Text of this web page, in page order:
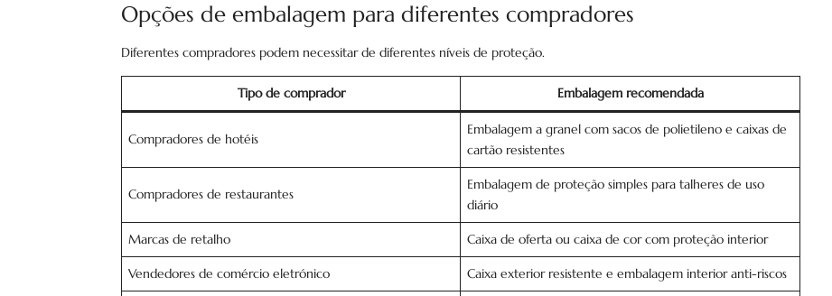
Opções de embalagem para diferentes compradores
Diferentes compradores podem necessitar de diferentes níveis de proteção.
Tipo de comprador Embalagem recomendada
Compradores de hotéis
Embalagem a granel com sacos de polietileno e caixas de
cartão resistentes
Compradores de restaurantes
Embalagem de proteção simples para talheres de uso
diário
Marcas de retalho Caixa de oferta ou caixa de cor com proteção interior
Vendedores de comércio eletrónico Caixa exterior resistente e embalagem interior anti-riscos